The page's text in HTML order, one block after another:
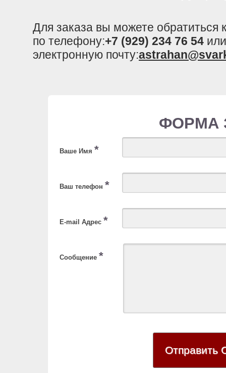
Для заказа вы можете
по телефону:+7 (929) 234 76 54
электронную почту:
ФОРМА
Ваше Имя *
Ваш телефон *
E-mail Адрес *
Сообщение *